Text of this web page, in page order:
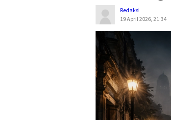
Redaksi
19 April 2026, 21:34